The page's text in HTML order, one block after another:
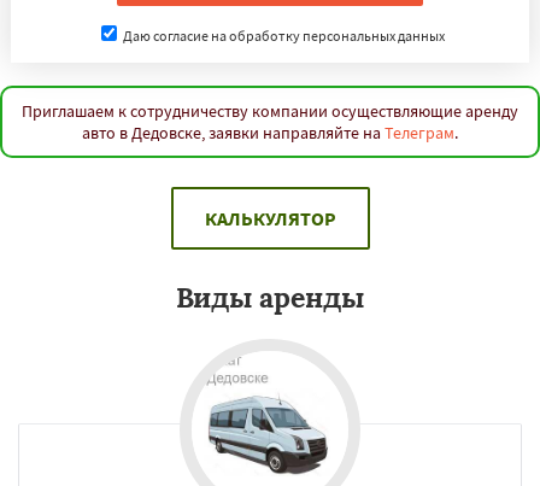
Даю согласие на обработку персональных данных
Приглашаем к сотрудничеству компании осуществляющие аренду
авто в Дедовске, заявки направляйте на Телеграм.
КАЛЬКУЛЯТОР
Виды аренды